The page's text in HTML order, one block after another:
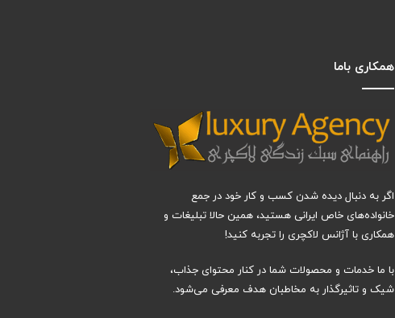
همکاری باما
اگر به دنبال دیده شدن کسب و کار خود در جمع
خانواده‌های خاص ایرانی هستید، همین حالا تبلیغات و
همکاری با آژانس لاکچری را تجربه کنید!
با ما خدمات و محصولات شما در کنار محتوای جذاب،
شیک و تاثیرگذار به مخاطبان هدف معرفی می‌شود.